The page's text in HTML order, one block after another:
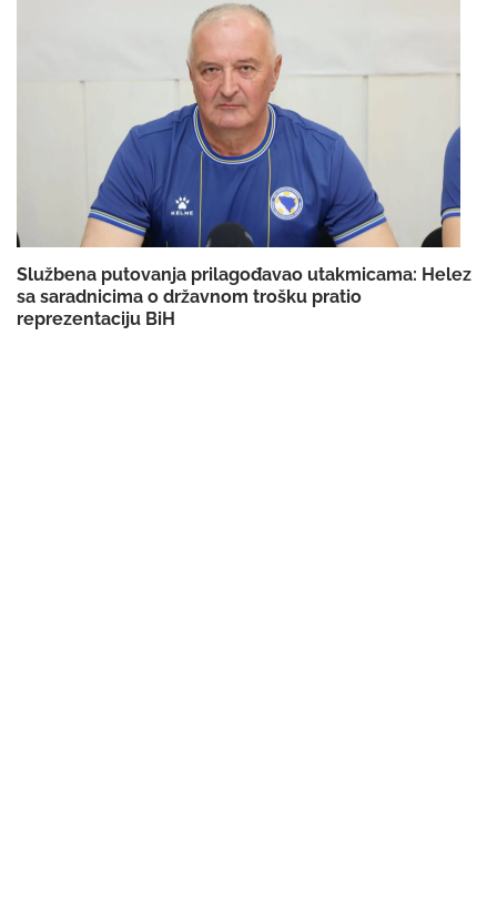
Službena putovanja prilagođavao utakmicama: Helez
sa saradnicima o državnom trošku pratio
reprezentaciju BiH